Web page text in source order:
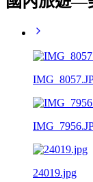
24019.jpg